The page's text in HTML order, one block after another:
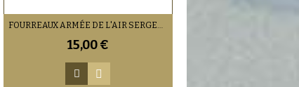
15,00 €